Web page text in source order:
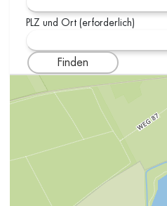
PLZ und Ort (erforderlich)
Finden